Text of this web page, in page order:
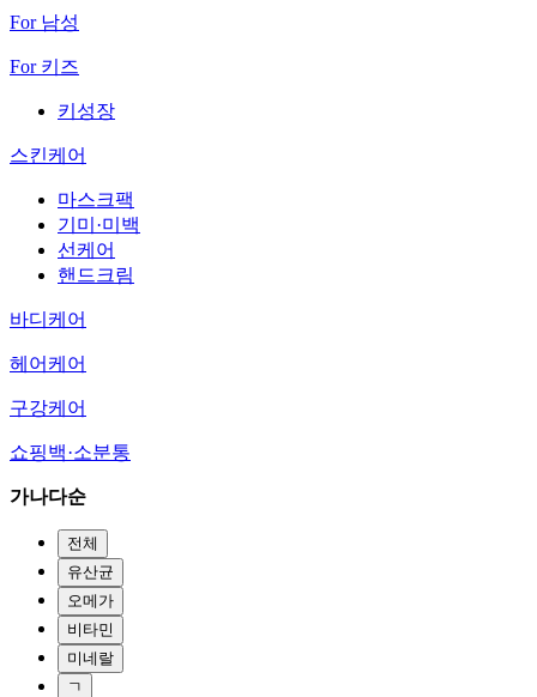
For 남성
For 키즈
키성장
스킨케어
마스크팩
기미·미백
선케어
핸드크림
바디케어
헤어케어
구강케어
쇼핑백·소분통
가나다순
전체
유산균
오메가
비타민
미네랄
ㄱ